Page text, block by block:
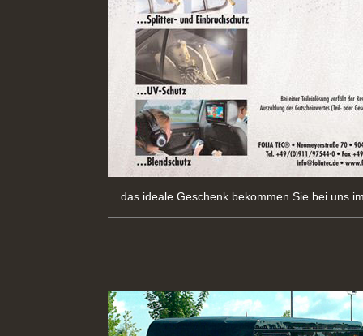
... das ideale Geschenk bekommen Sie bei uns